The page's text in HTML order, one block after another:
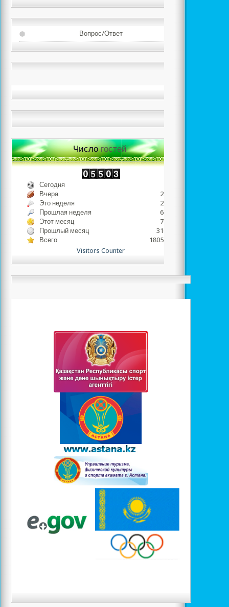
Вопрос/Ответ
Числогостей
Сегодня
Вчера
2247
Это неделя
2748
Прошлая неделя
6413
Этот месяц
7075
Прошлый месяц
31652
Всего
1805503
Visitors Counter